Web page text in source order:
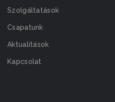
Szolgáltatások
Csapatunk
Aktualitások
Kapcsolat